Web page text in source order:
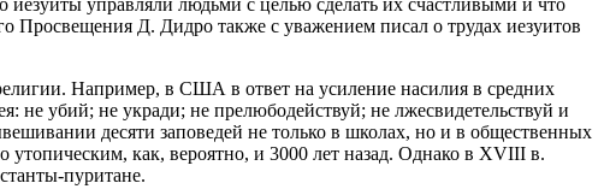
управляли людьми с целью сделать их счастливыми и что
Просвещения Д. Дидро также с уважением писал о трудах иезуитов
Например, в США в ответ на усиление насилия в средних
не убий; не укради; не прелюбодействуй; не лжесвидетельствуй и
десяти заповедей не только в школах, но и в общественных
как, вероятно, и 3000 лет назад. Однако в XVIII в.
пуритане.